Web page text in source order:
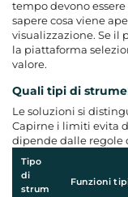
tempo devono
sapere cosa viene
visualizzazione. Se il
la piattaforma
valore.
Quali tipi di
Le soluzioni si
Capirne i limiti evita
dipende dalle regole
Tipo
di
strum
Funzioni